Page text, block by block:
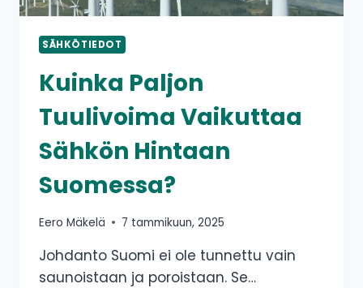
SÄHKÖTIEDOT
Kuinka Paljon
Tuulivoima Vaikuttaa
Sähkön Hintaan
Suomessa?
Eero Mäkelä 7 tammikuun, 2025
Johdanto Suomi ei ole tunnettu vain
saunoistaan ja poroistaan. Se…